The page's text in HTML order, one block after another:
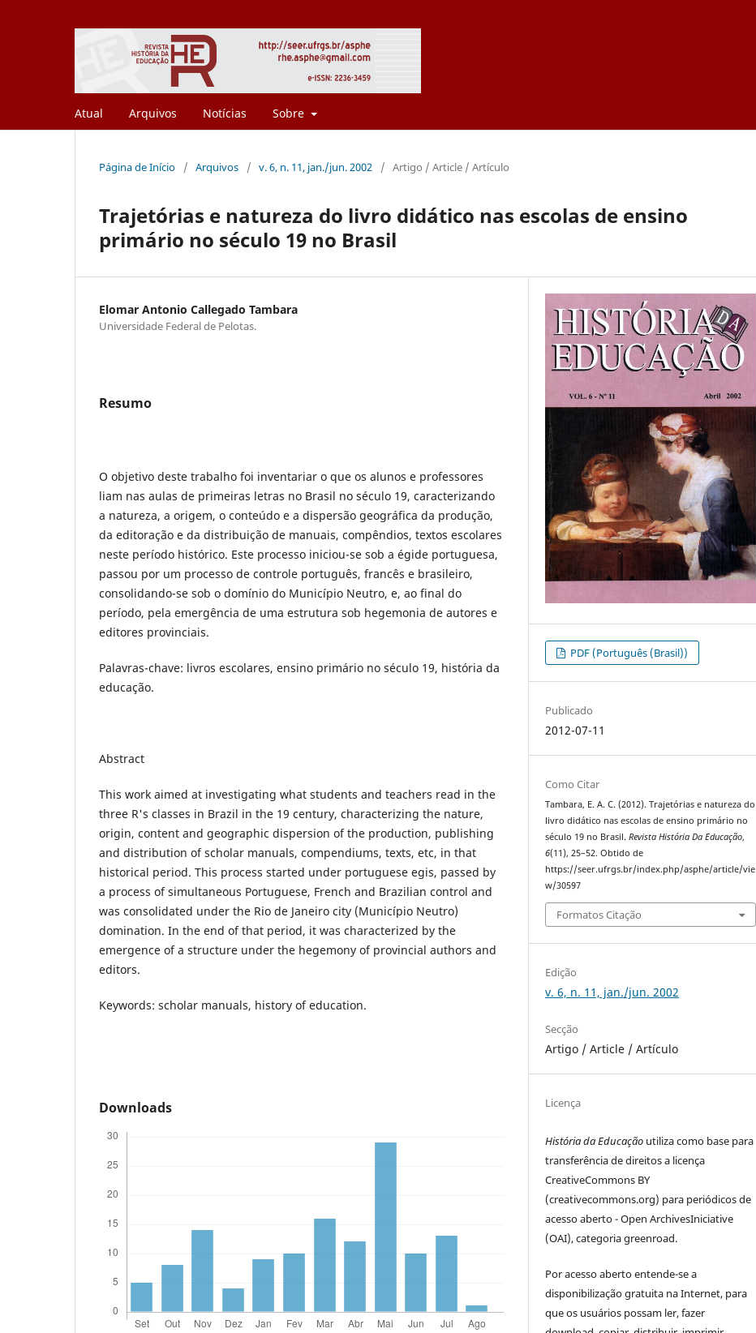
Atual Arquivos Notícias Sobre
Página de Início / Arquivos / v. 6, n. 11, jan./jun. 2002 / Artigo / Article / Artículo
Trajetórias e natureza do livro didático nas escolas de ensino
primário no século 19 no Brasil
Elomar Antonio Callegado Tambara
Universidade Federal de Pelotas.
Resumo
O objetivo deste trabalho foi inventariar o que os alunos e professores
liam nas aulas de primeiras letras no Brasil no século 19, caracterizando
a natureza, a origem, o conteúdo e a dispersão geográfica da produção,
da editoração e da distribuição de manuais, compêndios, textos escolares
neste período histórico. Este processo iniciou-se sob a égide portuguesa,
passou por um processo de controle português, francês e brasileiro,
consolidando-se sob o domínio do Município Neutro, e, ao final do
período, pela emergência de uma estrutura sob hegemonia de autores e
editores provinciais.
Palavras-chave: livros escolares, ensino primário no século 19, história da
educação.
Abstract
This work aimed at investigating what students and teachers read in the
three R's classes in Brazil in the 19 century, characterizing the nature,
origin, content and geographic dispersion of the production, publishing
and distribution of scholar manuals, compendiums, texts, etc, in that
historical period. This process started under portuguese egis, passed by
a process of simultaneous Portuguese, French and Brazilian control and
was consolidated under the Rio de Janeiro city (Município Neutro)
domination. In the end of that period, it was characterized by the
emergence of a structure under the hegemony of provincial authors and
editors.
Keywords: scholar manuals, history of education.
Downloads
PDF (Português (Brasil))
Publicado
2012-07-11
Como Citar
Tambara, E. A. C. (2012). Trajetórias e natureza do
livro didático nas escolas de ensino primário no
século 19 no Brasil.Revista História Da Educação,
6(11), 25–52. Obtido de
https://seer.ufrgs.br/index.php/asphe/article/vie
w/30597
Formatos Citação
Edição
v. 6, n. 11, jan./jun. 2002
Secção
Artigo / Article / Artículo
Licença
História da Educação utiliza como base para
transferência de direitos a licença
CreativeCommons BY
(creativecommons.org) para periódicos de
acesso aberto - Open ArchivesIniciative
(OAI), categoria greenroad.
Por acesso aberto entende-se a
disponibilização gratuita na Internet, para
que os usuários possam ler, fazer